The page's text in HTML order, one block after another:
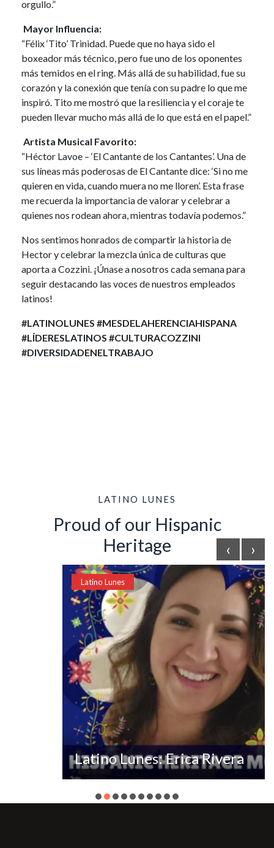
orgullo.”
Mayor Influencia:
“Félix ‘Tito’ Trinidad. Puede que no haya sido el
boxeador más técnico, pero fue uno de los oponentes
más temidos en el ring. Más allá de su habilidad, fue su
corazón y la conexión que tenía con su padre lo que me
inspiró. Tito me mostró que la resiliencia y el coraje te
pueden llevar mucho más allá de lo que está en el papel.”
Artista Musical Favorito:
“Héctor Lavoe – ‘El Cantante de los Cantantes’. Una de
sus líneas más poderosas de El Cantante dice: ‘Si no me
quieren en vida, cuando muera no me lloren’. Esta frase
me recuerda la importancia de valorar y celebrar a
quienes nos rodean ahora, mientras todavía podemos.”
Nos sentimos honrados de compartir la historia de
Hector y celebrar la mezcla única de culturas que
aporta a Cozzini. ¡Únase a nosotros cada semana para
seguir destacando las voces de nuestros empleados
latinos!
#LATINOLUNES #MESDELAHERENCIAHISPANA
#LÍDERESLATINOS #CULTURACOZZINI
#DIVERSIDADENELTRABAJO
LATINO LUNES
Proud of our Hispanic
Heritage
Latino Lunes: Erica Rivera
‹ ›